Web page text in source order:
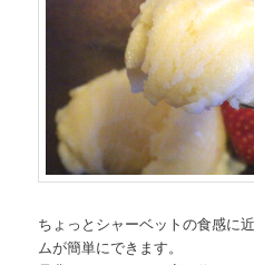
ちょっとシャーベットの食感に
ムが簡単にできます。